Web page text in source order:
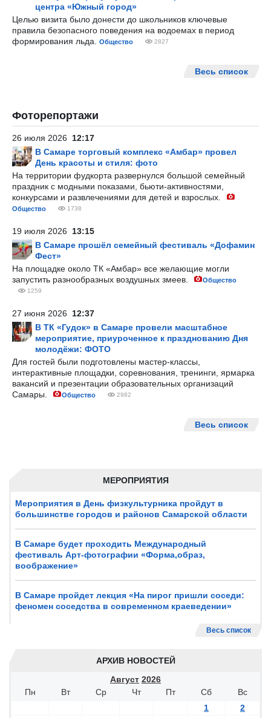
МЕРОПРИЯТИЯ
Мероприятия в День физкультурника пройдут в
большинстве городов и районов Самарской области
В Самаре будет проходить Международный
фестиваль Арт-фотографии «Форма,образ,
воображение»
В Самаре пройдет лекция «На пирог пришли соседи:
феномен соседства в современном краеведении»
Весь список
АРХИВ НОВОСТЕЙ
Август 2026
Пн
Вт Ср Чт Пт Сб
Вс
1
2
центра «Южный город»
Целью визита было донести до школьников ключевые
правила безопасного поведения на водоемах в период
формирования льда.
Общество 2827
Весь список
Фоторепортажи
26 июля 2026 12:17
В Самаре торговый комплекс «Амбар» провел
День красоты и стиля: фото
На территории фудкорта развернулся большой семейный
праздник с модными показами, бьюти-активностями,
конкурсами и развлечениями для детей и взрослых.
Общество 1738
19 июля 2026 13:15
В Самаре прошёл семейный фестиваль «Дофамин
Фест»
На площадке около ТК «Амбар» все желающие могли
запустить разнообразных воздушных змеев.
Общество
1259
27 июня 2026 12:37
В ТК «Гудок» в Самаре провели масштабное
мероприятие, приуроченное к празднованию Дня
молодёжи: ФОТО
Для гостей были подготовлены мастер-классы,
интерактивные площадки, соревнования, тренинги, ярмарка
вакансий и презентации образовательных организаций
Самары.
Общество 2982
Весь список